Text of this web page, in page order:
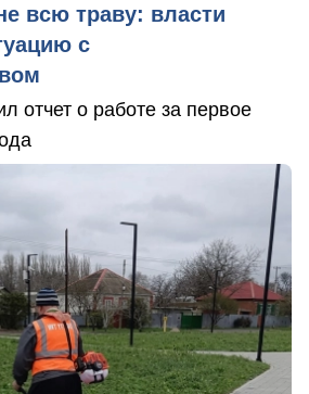
всю траву: власти
с
отчет о работе за первое